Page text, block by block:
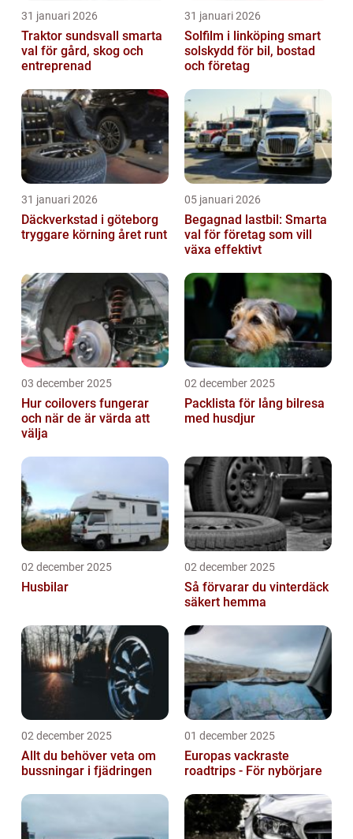
31 januari 2026
Traktor sundsvall smarta
val för gård, skog och
entreprenad
31 januari 2026
Solfilm i linköping smart
solskydd för bil, bostad
och företag
31 januari 2026
Däckverkstad i göteborg
tryggare körning året runt
05 januari 2026
Begagnad lastbil: Smarta
val för företag som vill
växa effektivt
03 december 2025
Hur coilovers fungerar
och när de är värda att
välja
02 december 2025
Packlista för lång bilresa
med husdjur
02 december 2025
Husbilar
02 december 2025
Så förvarar du vinterdäck
säkert hemma
02 december 2025
Allt du behöver veta om
bussningar i fjädringen
01 december 2025
Europas vackraste
roadtrips - För nybörjare